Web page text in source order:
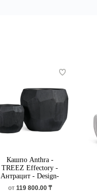
Кашпо Anthra -
TREEZ Effectory -
Антрацит - Design-
многогранник
от119 800.00 ₸